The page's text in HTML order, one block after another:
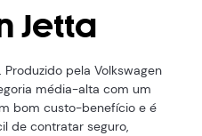
Jetta
pela Volkswagen
média-alta com um
bom custo-benefício e é
de contratar seguro,